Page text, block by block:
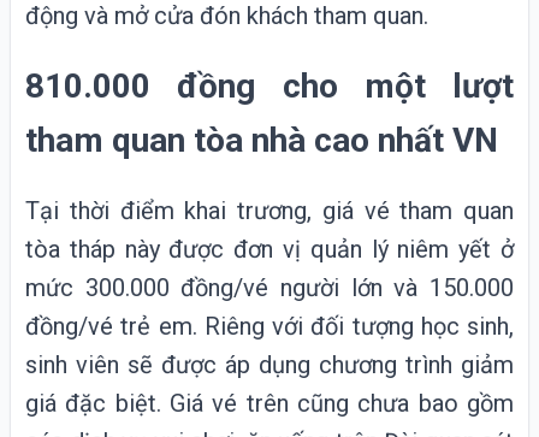
động và mở cửa đón khách tham quan.
810.000 đồng cho một lượt
tham quan tòa nhà cao nhất VN
Tại thời điểm khai trương, giá vé tham quan
tòa tháp này được đơn vị quản lý niêm yết ở
mức 300.000 đồng/vé người lớn và 150.000
đồng/vé trẻ em. Riêng với đối tượng học sinh,
sinh viên sẽ được áp dụng chương trình giảm
giá đặc biệt. Giá vé trên cũng chưa bao gồm